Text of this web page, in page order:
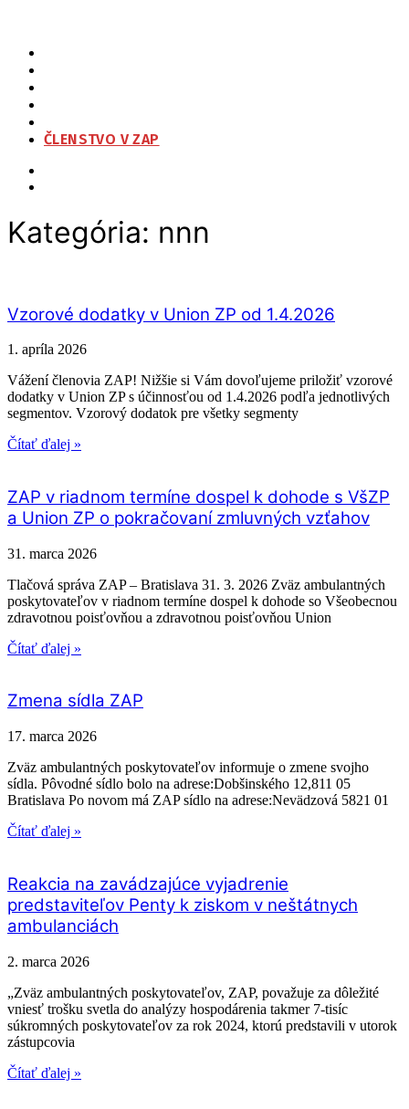
ČLENSTVO V ZAP
Kategória: nnn
Vzorové dodatky v Union ZP od 1.4.2026
1. apríla 2026
Vážení členovia ZAP! Nižšie si Vám dovoľujeme priložiť vzorové
dodatky v Union ZP s účinnosťou od 1.4.2026 podľa jednotlivých
segmentov. Vzorový dodatok pre všetky segmenty
Čítať ďalej »
ZAP v riadnom termíne dospel k dohode s VšZP
a Union ZP o pokračovaní zmluvných vzťahov
31. marca 2026
Tlačová správa ZAP – Bratislava 31. 3. 2026 Zväz ambulantných
poskytovateľov v riadnom termíne dospel k dohode so Všeobecnou
zdravotnou poisťovňou a zdravotnou poisťovňou Union
Čítať ďalej »
Zmena sídla ZAP
17. marca 2026
Zväz ambulantných poskytovateľov informuje o zmene svojho
sídla. Pôvodné sídlo bolo na adrese:Dobšinského 12,811 05
Bratislava Po novom má ZAP sídlo na adrese:Nevädzová 5821 01
Čítať ďalej »
Reakcia na zavádzajúce vyjadrenie
predstaviteľov Penty k ziskom v neštátnych
ambulanciách
2. marca 2026
„Zväz ambulantných poskytovateľov, ZAP, považuje za dôležité
vniesť trošku svetla do analýzy hospodárenia takmer 7-tisíc
súkromných poskytovateľov za rok 2024, ktorú predstavili v utorok
zástupcovia
Čítať ďalej »